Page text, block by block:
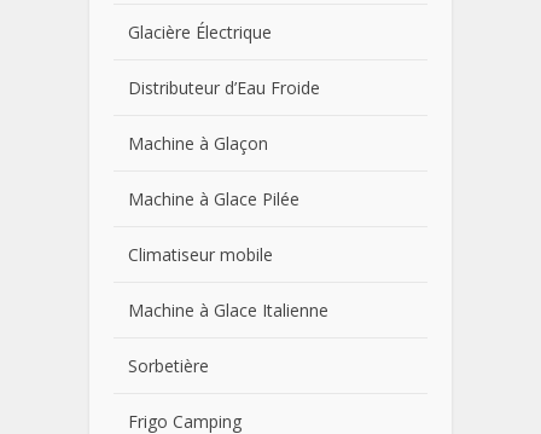
Glacière Électrique
Distributeur d’Eau Froide
Machine à Glaçon
Machine à Glace Pilée
Climatiseur mobile
Machine à Glace Italienne
Sorbetière
Frigo Camping